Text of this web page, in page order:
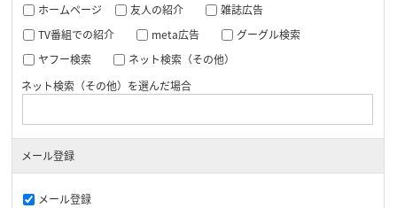
ホームページ 友人の紹介
雑誌広告
TV番組での紹介
meta広告
グーグル検索
ヤフー検索
ネット検索（その他）
ネット検索（その他）を選んだ場合
メール登録
メール登録